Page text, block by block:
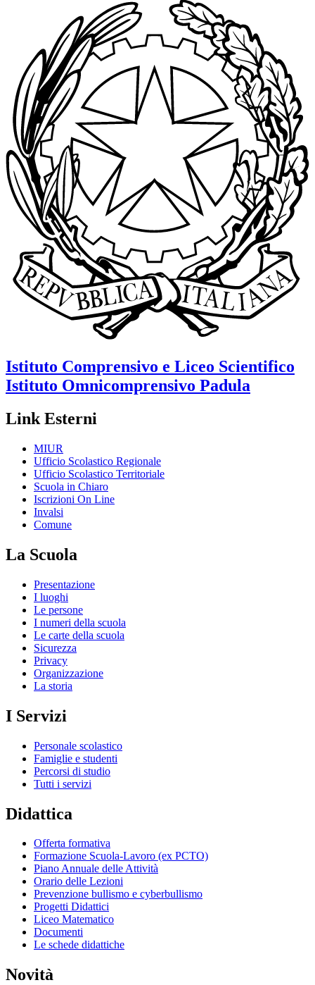
Istituto Comprensivo e Liceo Scientifico
Istituto Omnicomprensivo Padula
Link Esterni
MIUR
Ufficio Scolastico Regionale
Ufficio Scolastico Territoriale
Scuola in Chiaro
Iscrizioni On Line
Invalsi
Comune
La Scuola
Presentazione
I luoghi
Le persone
I numeri della scuola
Le carte della scuola
Sicurezza
Privacy
Organizzazione
La storia
I Servizi
Personale scolastico
Famiglie e studenti
Percorsi di studio
Tutti i servizi
Didattica
Offerta formativa
Formazione Scuola-Lavoro (ex PCTO)
Piano Annuale delle Attività
Orario delle Lezioni
Prevenzione bullismo e cyberbullismo
Progetti Didattici
Liceo Matematico
Documenti
Le schede didattiche
Novità